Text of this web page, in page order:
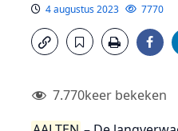
4 augustus 2023 7770
7.770keer bekeken